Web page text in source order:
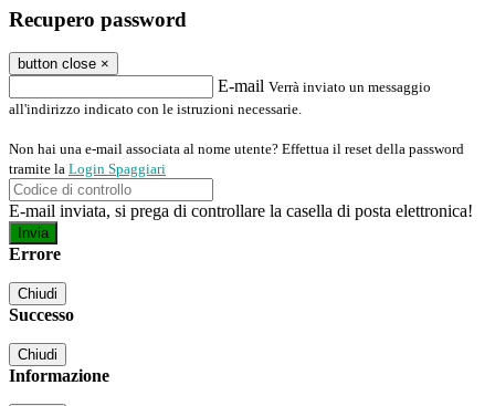
Recupero password
button close ×
E-mail Verrà inviato un messaggio
all'indirizzo indicato con le istruzioni necessarie.
Non hai una e-mail associata al nome utente? Effettua il reset della password
tramite la Login Spaggiari
E-mail inviata, si prega di controllare la casella di posta elettronica!
Errore
Chiudi
Successo
Chiudi
Informazione